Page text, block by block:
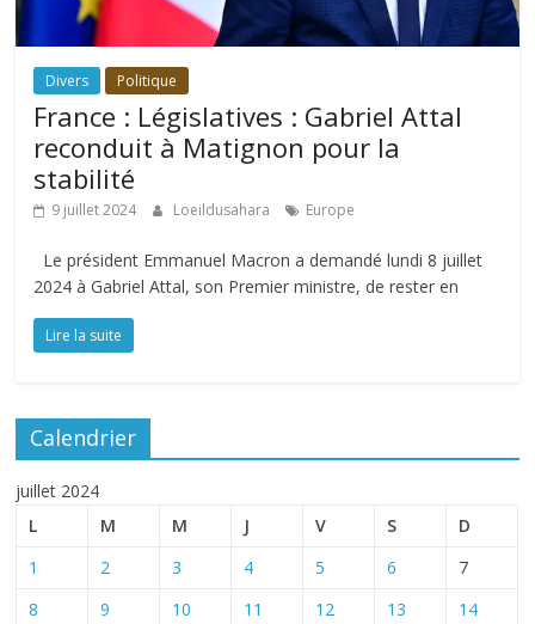
Divers Politique
France : Législatives : Gabriel Attal
reconduit à Matignon pour la
stabilité
9 juillet 2024 Loeildusahara Europe
Le président Emmanuel Macron a demandé lundi 8 juillet
2024 à Gabriel Attal, son Premier ministre, de rester en
Lire la suite
Calendrier
juillet 2024
L
M M J V S D
1 2 3 4 5 6
7
8
9 10 11 12 13
14